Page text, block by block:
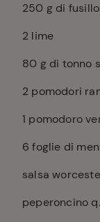
250 g di
2 lime
80 g di tonno
2 pomodori
1 pomodoro
6 foglie di
salsa
peperoncino